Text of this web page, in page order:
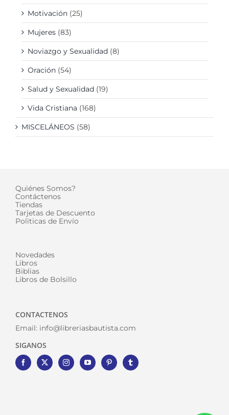
Motivación (25)
Mujeres (83)
Noviazgo y Sexualidad (8)
Oración (54)
Salud y Sexualidad (19)
Vida Cristiana (168)
MISCELÁNEOS (58)
Quiénes Somos?
Contáctenos
Tiendas
Tarjetas de Descuento
Politicas de Envío
Novedades
Libros
Biblias
Libros de Bolsillo
CONTACTENOS
Email: info@libreriasbautista.com
SIGANOS